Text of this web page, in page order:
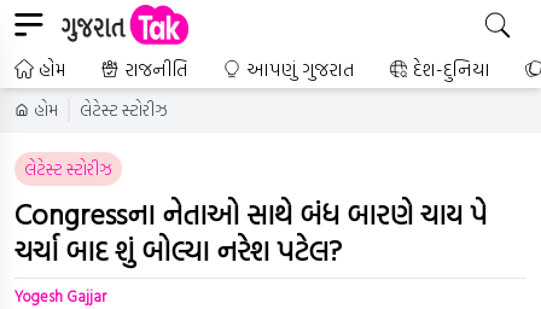
હોમ રાજનીતિ આપણું ગુજરાત દેશ-દુનિયા
હોમ લેટેસ્ટ સ્ટોરીઝ
લેટેસ્ટ સ્ટોરીઝ
Congressના નેતાઓ સાથે બંધ બારણે ચાય પે
ચર્ચા બાદ શું બોલ્યા નરેશ પટેલ?
Yogesh Gajjar